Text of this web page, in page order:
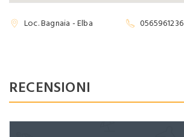
Password
Non hai ancora un account?
Loc. Bagnaia - Elba 0565961236
RECENSIONI